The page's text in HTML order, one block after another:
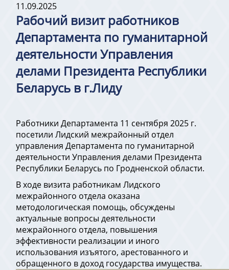
11.09.2025
Рабочий визит работников
Департамента по гуманитарной
деятельности Управления
делами Президента Республики
Беларусь в г.Лиду
Работники Департамента 11 сентября 2025 г.
посетили Лидский межрайонный отдел
управления Департамента по гуманитарной
деятельности Управления делами Президента
Республики Беларусь по Гродненской области.
В ходе визита работникам Лидского
межрайонного отдела оказана
методологическая помощь, обсуждены
актуальные вопросы деятельности
межрайонного отдела, повышения
эффективности реализации и иного
использования изъятого, арестованного и
обращенного в доход государства имущества.